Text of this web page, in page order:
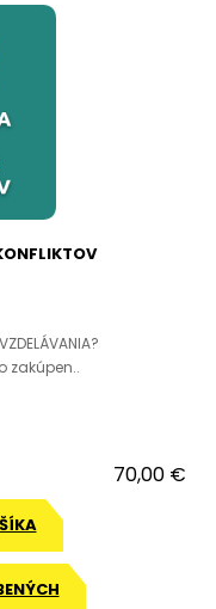
zakúpen..
70,00 €